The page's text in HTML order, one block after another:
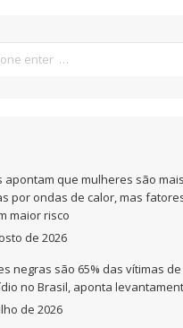
apontam que mulheres são mais
por ondas de calor, mas
maior risco
de 2026
negras são 65% das vítimas de
no Brasil, aponta
de 2026